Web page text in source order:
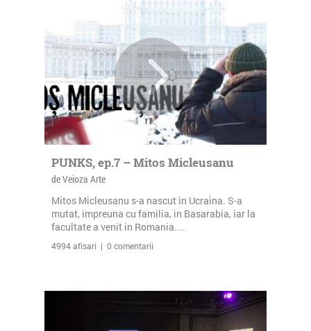
PUNKS, ep.7 – Mitos Micleusanu
de Veioza Arte
Mitos Micleusanu s-a nascut in Ucraina. S-a
mutat, impreuna cu familia, in Basarabia, iar la
facultate a venit in Romania....
4994 afisari | 0 comentarii